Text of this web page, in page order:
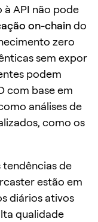
à API não pode
on-chaindo
zero
sem expor
podem
com base em
análises de
como os
tendências de
estão em
diários ativos
qualidade